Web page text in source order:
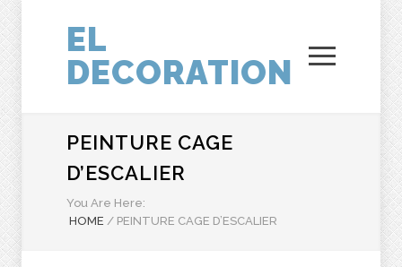
EL
DECORATION
PEINTURE CAGE
D’ESCALIER
You Are Here:
HOME / PEINTURE CAGE D’ESCALIER